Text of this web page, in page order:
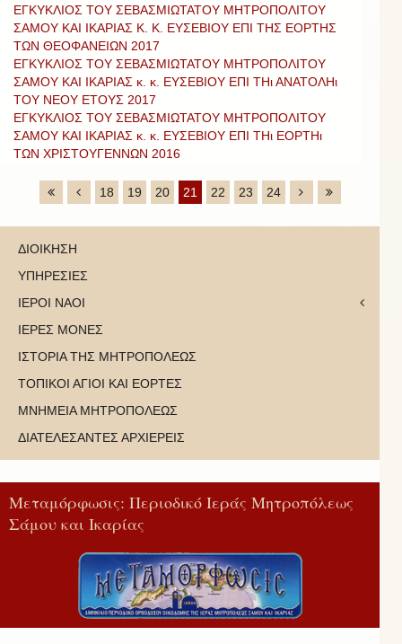
ΕΓΚΥΚΛΙΟΣ ΤΟΥ ΣΕΒΑΣΜΙΩΤΑΤΟΥ ΜΗΤΡΟΠΟΛΙΤΟΥ
ΣΑΜΟΥ ΚΑΙ ΙΚΑΡΙΑΣ Κ. Κ. ΕΥΣΕΒΙΟΥ ΕΠΙ ΤΗΣ ΕΟΡΤΗΣ
ΤΩΝ ΘΕΟΦΑΝΕΙΩΝ 2017
ΕΓΚΥΚΛΙΟΣ ΤΟΥ ΣΕΒΑΣΜΙΩΤΑΤΟΥ ΜΗΤΡΟΠΟΛΙΤΟΥ
ΣΑΜΟΥ ΚΑΙ ΙΚΑΡΙΑΣ κ. κ. ΕΥΣΕΒΙΟΥ ΕΠΙ ΤΗι ΑΝΑΤΟΛΗι
ΤΟΥ ΝΕΟΥ ΕΤΟΥΣ 2017
ΕΓΚΥΚΛΙΟΣ ΤΟΥ ΣΕΒΑΣΜΙΩΤΑΤΟΥ ΜΗΤΡΟΠΟΛΙΤΟΥ
ΣΑΜΟΥ ΚΑΙ ΙΚΑΡΙΑΣ κ. κ. ΕΥΣΕΒΙΟΥ ΕΠΙ ΤΗι ΕΟΡΤΗι
ΤΩΝ ΧΡΙΣΤΟΥΓΕΝΝΩΝ 2016
18 19 20 21 22 23 24
ΔΙΟΙΚΗΣΗ
ΥΠΗΡΕΣΙΕΣ
ΙΕΡΟΙ ΝΑΟΙ
ΙΕΡΕΣ ΜΟΝΕΣ
ΙΣΤΟΡΙΑ ΤΗΣ ΜΗΤΡΟΠΟΛΕΩΣ
ΤΟΠΙΚΟΙ ΑΓΙΟΙ ΚΑΙ ΕΟΡΤΕΣ
ΜΝΗΜΕΙΑ ΜΗΤΡΟΠΟΛΕΩΣ
ΔΙΑΤΕΛΕΣΑΝΤΕΣ ΑΡΧΙΕΡΕΙΣ
Μεταμόρφωσις: Περιοδικό Ιεράς Μητροπόλεως
Σάμου και Ικαρίας